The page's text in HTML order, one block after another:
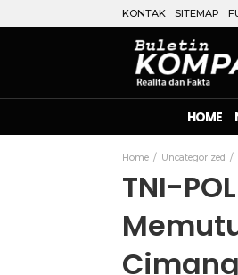
KONTAK SITEMAP
HOME
Home Uncategorized
TNI-